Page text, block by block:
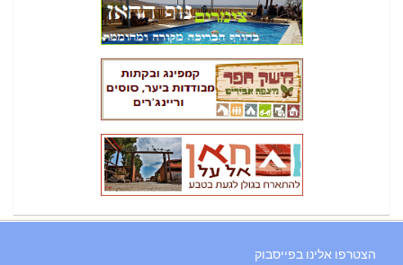
הצטרפו אלינו בפייסבוק